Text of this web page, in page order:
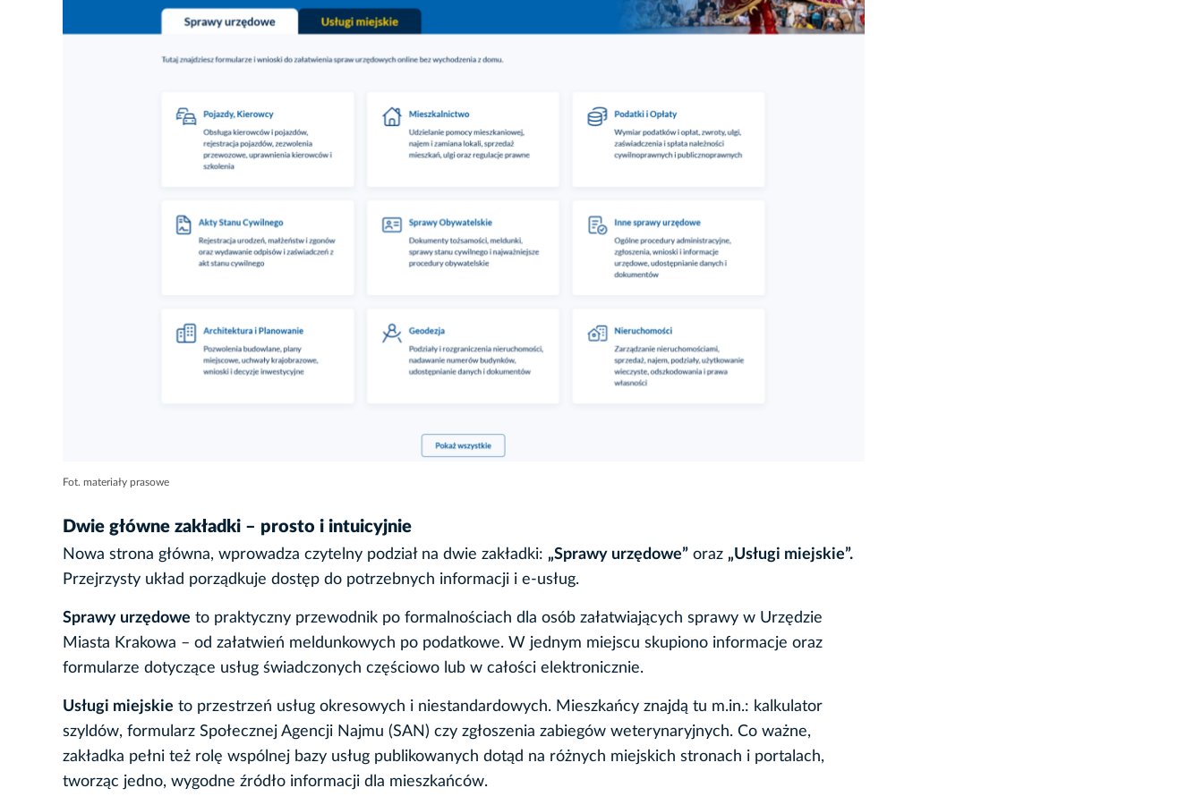
Fot. materiały prasowe
Dwie główne zakładki – prosto i intuicyjnie
Nowa strona główna, wprowadza czytelny podział na dwie zakładki: „Sprawy urzędowe” oraz „Usługi miejskie”.
Przejrzysty układ porządkuje dostęp do potrzebnych informacji i e-usług.
Sprawy urzędowe to praktyczny przewodnik po formalnościach dla osób załatwiających sprawy w Urzędzie
Miasta Krakowa – od załatwień meldunkowych po podatkowe. W jednym miejscu skupiono informacje oraz
formularze dotyczące usług świadczonych częściowo lub w całości elektronicznie.
Usługi miejskie to przestrzeń usług okresowych i niestandardowych. Mieszkańcy znajdą tu m.in.: kalkulator
szyldów, formularz Społecznej Agencji Najmu (SAN) czy zgłoszenia zabiegów weterynaryjnych. Co ważne,
zakładka pełni też rolę wspólnej bazy usług publikowanych dotąd na różnych miejskich stronach i portalach,
tworząc jedno, wygodne źródło informacji dla mieszkańców.